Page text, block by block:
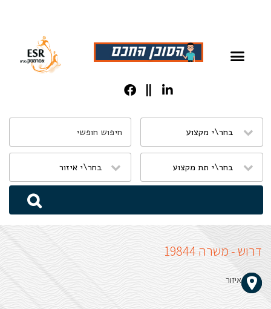
מֻפְעֶלֶת
מַעֲרֶכֶת
נָגִישׁ
בִּקְלִיק
לִנְגִישׁוּת
הָאֲתָר.
דרוש - משרה 19844
איזור